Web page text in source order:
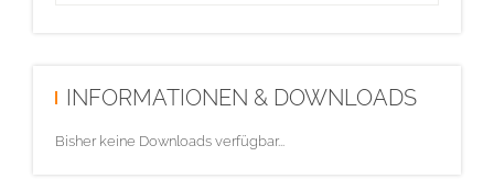
INFORMATIONEN & DOWNLOADS
Bisher keine Downloads verfügbar...